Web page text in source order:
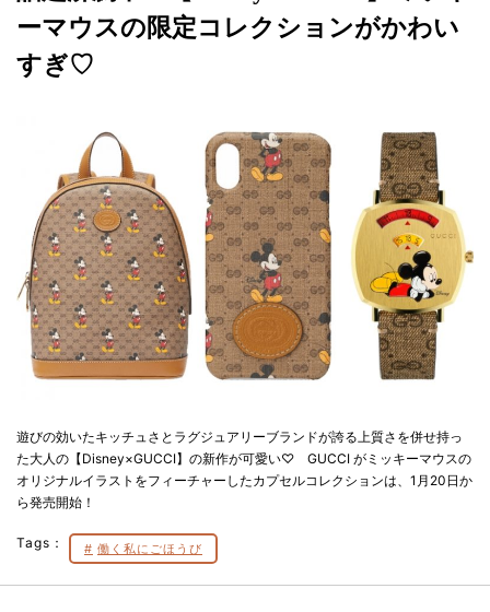
ーマウスの限定コレクションがかわい
すぎ♡
遊びの効いたキッチュさとラグジュアリーブランドが誇る上質さを併せ持っ
た大人の【Disney×GUCCI】の新作が可愛い♡ GUCCI がミッキーマウスの
オリジナルイラストをフィーチャーしたカプセルコレクションは、1月20日か
ら発売開始！
Tags： 働く私にごほうび